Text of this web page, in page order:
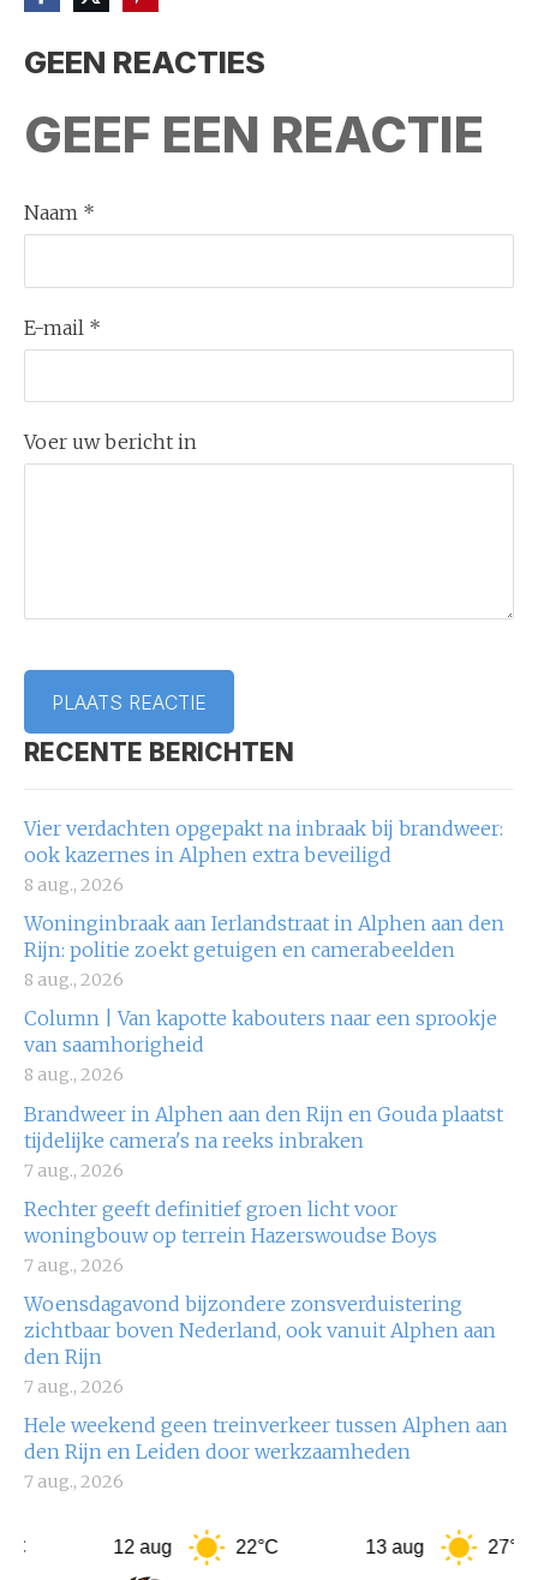
RECENTE BERICHTEN
Vier verdachten opgepakt na inbraak bij brandweer:
ook kazernes in Alphen extra beveiligd
8 aug., 2026
Woninginbraak aan Ierlandstraat in Alphen aan den
Rijn: politie zoekt getuigen en camerabeelden
8 aug., 2026
Column | Van kapotte kabouters naar een sprookje
van saamhorigheid
8 aug., 2026
Brandweer in Alphen aan den Rijn en Gouda plaatst
tijdelijke camera's na reeks inbraken
7 aug., 2026
Rechter geeft definitief groen licht voor
woningbouw op terrein Hazerswoudse Boys
7 aug., 2026
Woensdagavond bijzondere zonsverduistering
zichtbaar boven Nederland, ook vanuit Alphen aan
den Rijn
7 aug., 2026
Hele weekend geen treinverkeer tussen Alphen aan
den Rijn en Leiden door werkzaamheden
7 aug., 2026
12 aug 22°C 13 aug 27°C
GEEN REACTIES
GEEF EEN REACTIE
Naam *
E-mail *
Voer uw bericht in